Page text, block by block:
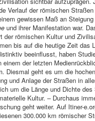
Verlauf der römischen
gewissen Maß an
und ihrer Manifestation war.
der römischen Kultur und
bis auf die heutige Zeit das
beeinflusst, haben
einem der letzten
Diesmal geht es um die
und Anlage der Straßen in
um die Länge und Dichte
Kultur. – Durchaus
geht weiter. Auf Itiner-
300.000 km römischer